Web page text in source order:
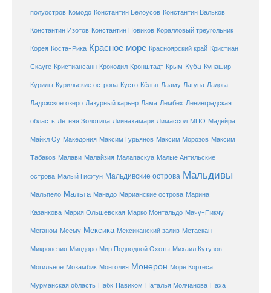
полуостров Комодо Константин Белоусов Константин Вальков
Константин Изотов Константин Новиков Коралловый треугольник
Корея Коста-Рика Красное море Красноярский край Кристиан
Скауге Кристиансанн Крокодил Кронштадт Крым Куба Кунашир
Курилы Курильские острова Кусто Кёльн Лааму Лагуна Ладога
Ладожское озеро Лазурный карьер Лама Лембех Ленинградская
область Летняя Золотица Лиинахамари Лимассол МПО Мадейра
Майкл Оу Македония Максим Гурьянов Максим Морозов Максим
Табаков Малави Малайзия Малапаскуа Малые Антильские
острова Малый Гифтун Мальдивские острова Мальдивы
Мальпело Мальта Манадо Марианские острова Марина
Казанкова Мария Ольшевская Марко Монтальдо Мачу-Пикчу
Меганом Меему Мексика Мексиканский залив Метаскан
Микронезия Миндоро Мир Подводной Охоты Михаил Кутузов
Могильное Мозамбик Монголия Монерон Море Кортеса
Мурманская область Набк Навиком Наталья Молчанова Наха